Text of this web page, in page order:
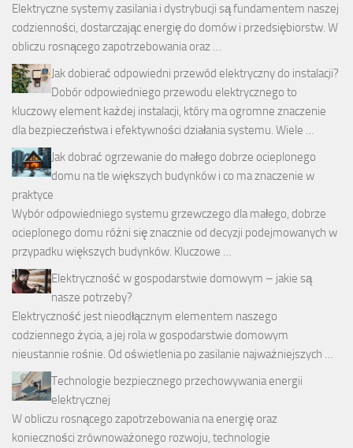
Elektryczne systemy zasilania i dystrybucji są fundamentem naszej
codzienności, dostarczając energię do domów i przedsiębiorstw. W
obliczu rosnącego zapotrzebowania oraz …
Jak dobierać odpowiedni przewód elektryczny do instalacji?
Dobór odpowiedniego przewodu elektrycznego to
kluczowy element każdej instalacji, który ma ogromne znaczenie
dla bezpieczeństwa i efektywności działania systemu. Wiele …
Jak dobrać ogrzewanie do małego dobrze ocieplonego
domu na tle większych budynków i co ma znaczenie w
praktyce
Wybór odpowiedniego systemu grzewczego dla małego, dobrze
ocieplonego domu różni się znacznie od decyzji podejmowanych w
przypadku większych budynków. Kluczowe …
Elektryczność w gospodarstwie domowym – jakie są
nasze potrzeby?
Elektryczność jest nieodłącznym elementem naszego
codziennego życia, a jej rola w gospodarstwie domowym
nieustannie rośnie. Od oświetlenia po zasilanie najważniejszych …
Technologie bezpiecznego przechowywania energii
elektrycznej
W obliczu rosnącego zapotrzebowania na energię oraz
konieczności zrównoważonego rozwoju, technologie